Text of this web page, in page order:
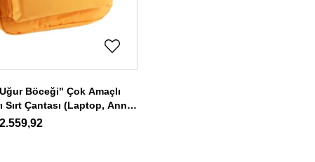
Böceği" Çok Amaçlı
Sırt Çantası (Laptop, Anne-